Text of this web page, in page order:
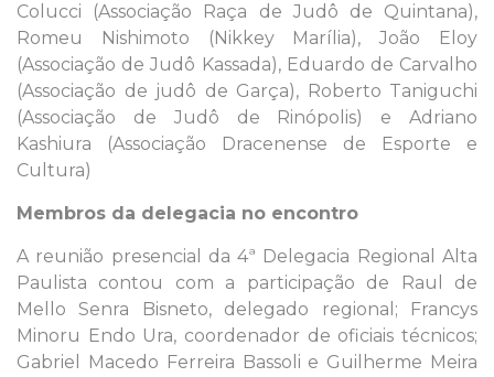
Colucci (Associação Raça de Judô de Quintana),
Romeu Nishimoto (Nikkey Marília), João Eloy
(Associação de Judô Kassada), Eduardo de Carvalho
(Associação de judô de Garça), Roberto Taniguchi
(Associação de Judô de Rinópolis) e Adriano
Kashiura (Associação Dracenense de Esporte e
Cultura)
Membros da delegacia no encontro
A reunião presencial da 4ª Delegacia Regional Alta
Paulista contou com a participação de Raul de
Mello Senra Bisneto, delegado regional; Francys
Minoru Endo Ura, coordenador de oficiais técnicos;
Gabriel Macedo Ferreira Bassoli e Guilherme Meira